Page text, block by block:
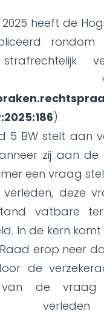
heeft de
rondom
strafrechtelijk
).
5 BW stelt aan
zij aan
een vraag
deze
vatbare
In de kern
erop neer
de
van de